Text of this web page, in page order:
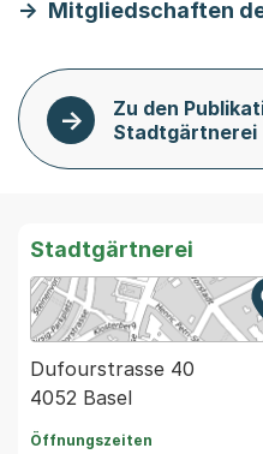
Mitgliedschaften
Zu den
Stadtgärtnerei
Stadtgärtnerei
Dufourstrasse 40
4052 Basel
Öffnungszeiten